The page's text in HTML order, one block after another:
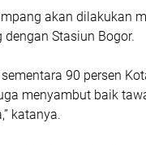
akan dilakukan
Stasiun Bogor.
90 persen
menyambut baik
katanya.